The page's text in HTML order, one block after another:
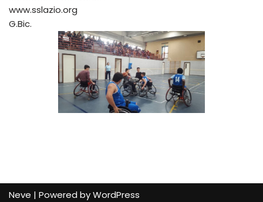
www.sslazio.org
G.Bic.
Neve | Powered byWordPress